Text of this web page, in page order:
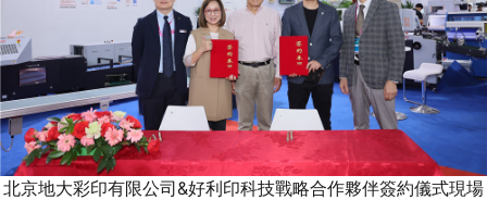
北京地大彩印有限公司&好利印科技戰略合作夥伴簽約儀式現場